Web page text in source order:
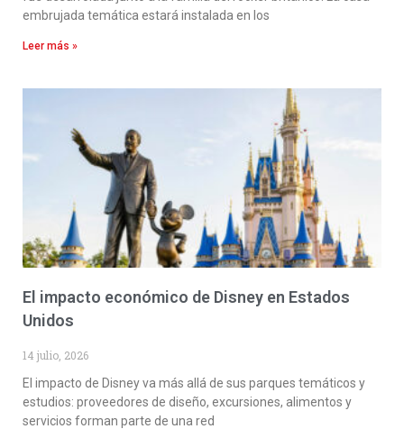
embrujada temática estará instalada en los
Leer más »
El impacto económico de Disney en Estados
Unidos
14 julio, 2026
El impacto de Disney va más allá de sus parques temáticos y
estudios: proveedores de diseño, excursiones, alimentos y
servicios forman parte de una red